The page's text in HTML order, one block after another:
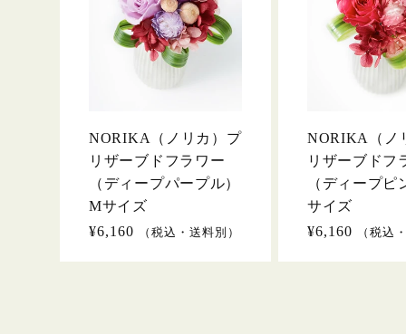
NORIKA（ノリカ）プ
リザーブドフラワー
（ディープパープル）
Mサイズ
通
¥6,160 （税込・送料別）
NORIKA（ノ
リザーブドフ
（ディープピ
サイズ
通
¥6,160 （税込